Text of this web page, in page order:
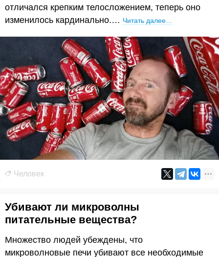
отличался крепким телосложением, теперь оно
изменилось кардинально.… Читать далее…
Человек
Убивают ли микроволны
питательные вещества?
Множество людей убеждены, что
микроволновые печи убивают все необходимые